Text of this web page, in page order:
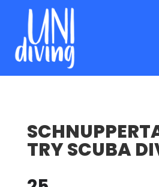
TRY SCUBA